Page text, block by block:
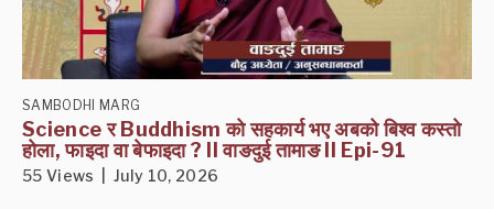
SAMBODHI MARG
Science र Buddhism को सहकार्य भए अबको बिश्व कस्तो
होला, फाइदा वा बेफाइदा ? II वाङदुई तामाङ II Epi-91
55 Views | July 10, 2026